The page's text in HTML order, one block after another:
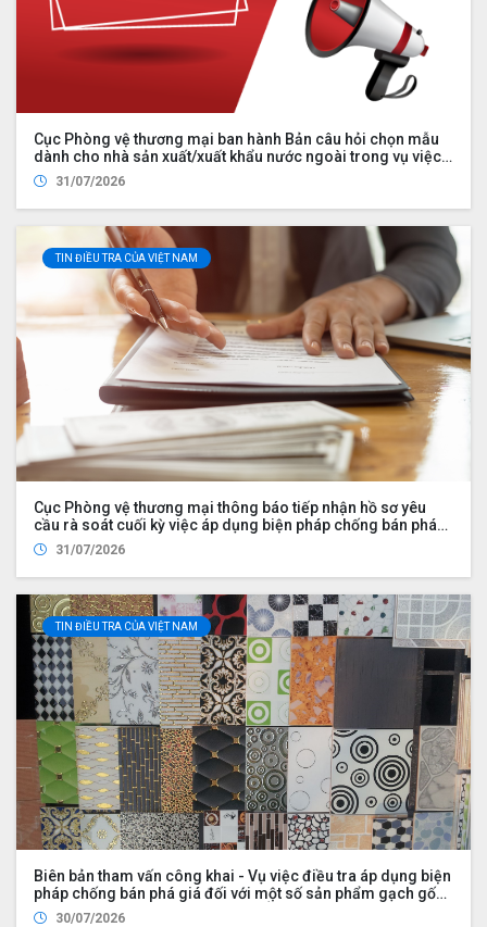
Cục Phòng vệ thương mại ban hành Bản câu hỏi chọn mẫu
dành cho nhà sản xuất/xuất khẩu nước ngoài trong vụ việc
điều tra chống bán phá giá đối với một số sản phẩm thanh
thép dự ứng lực từ Cộng hòa nhân dân Trung Hoa (mã số vụ
việc: AD24)
31/07/2026
TIN ĐIỀU TRA CỦA VIỆT NAM
Cục Phòng vệ thương mại thông báo tiếp nhận hồ sơ yêu
cầu rà soát cuối kỳ việc áp dụng biện pháp chống bán phá
giá đối với một số sản phẩm bàn, ghế có xuất xứ từ nước
Cộng hòa Nhân dân Trung Hoa (Mã vụ việc: AD16)
31/07/2026
TIN ĐIỀU TRA CỦA VIỆT NAM
Biên bản tham vấn công khai - Vụ việc điều tra áp dụng biện
pháp chống bán phá giá đối với một số sản phẩm gạch gốm,
sứ ốp lát có xuất xứ từ Cộng hòa Ấn Độ
30/07/2026